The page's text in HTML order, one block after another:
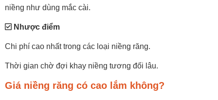
niềng như dùng mắc cài.
Nhược điểm
Chi phí cao nhất trong các loại niềng răng.
Thời gian chờ đợi khay niềng tương đối lâu.
Giá niềng răng có cao lắm không?